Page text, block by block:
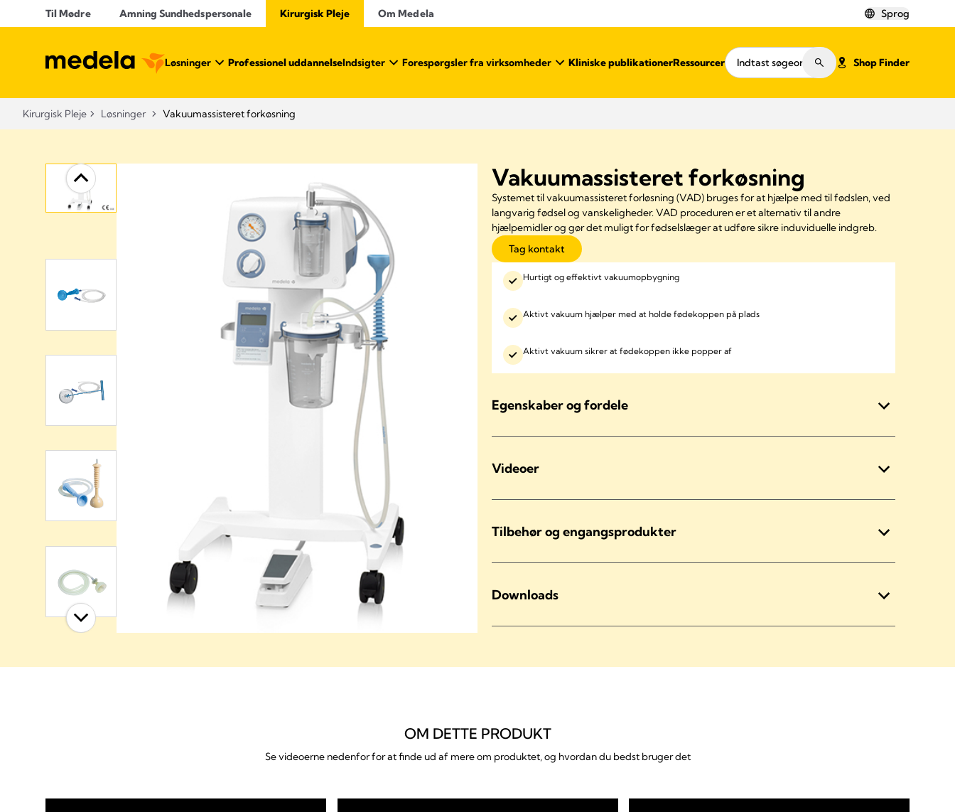
Til Mødre Amning Sundhedspersonale Kirurgisk Pleje Om Medela Sprog
Løsninger Professionel uddannelseIndsigter Forespørgsler fra virksomheder Kliniske publikationerRessourcer Shop Finder
Kirurgisk Pleje Løsninger Vakuumassisteret forkøsning
Vakuumassisteret forkøsning
Systemet til vakuumassisteret forløsning (VAD) bruges for at hjælpe med til fødslen, ved
langvarig fødsel og vanskeligheder. VAD proceduren er et alternativ til andre
hjælpemidler og gør det muligt for fødselslæger at udføre sikre induviduelle indgreb.
Tag kontakt
Hurtigt og effektivt vakuumopbygning
Aktivt vakuum hjælper med at holde fødekoppen på plads
Aktivt vakuum sikrer at fødekoppen ikke popper af
Egenskaber og fordele
Videoer
Tilbehør og engangsprodukter
Downloads
OM DETTE PRODUKT
Se videoerne nedenfor for at finde ud af mere om produktet, og hvordan du bedst bruger det